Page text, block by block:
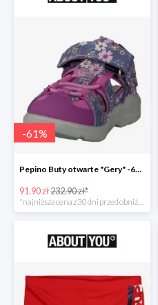
-61%
Pepino Buty otwarte "Gery" -61%
91.90 zł232.90 zł*